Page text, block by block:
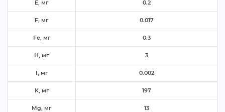
E, м 0.2
F, м 0.017
Fe, м 0.3
H, м 3
I, м 0.002
K, м 197
Mg, м 13